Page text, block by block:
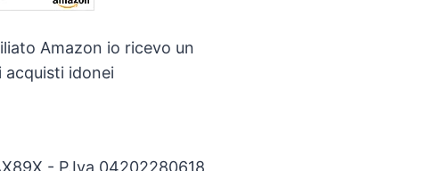
Amazon io ricevo un
acquisti idonei
- P.Iva 04202280618